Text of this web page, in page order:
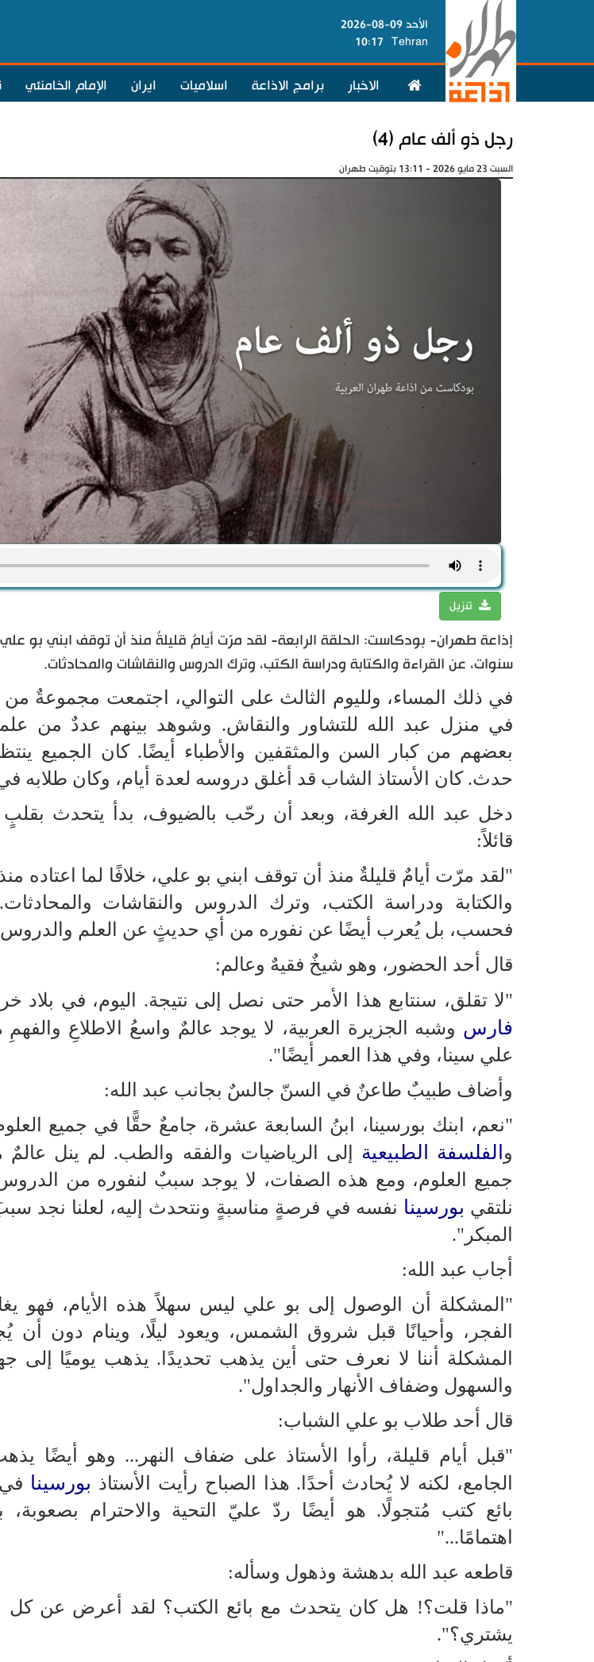
الأحد 09-08-2026
Tehran
10:17
الاخبار برامج الاذاعة اسلاميات ايران الإمام الخامنئي
رجل ذو ألف عام (4)
السبت 23 مايو 2026 - 13:11 بتوقيت طهران
تنزيل
إذاعة طهران- بودكاست: الحلقة الرابعة- لقد مرّت أيامٌ قليلةٌ منذ أن توقف ابني بو علي،
سنوات، عن القراءة والكتابة ودراسة الكتب، وترك الدروس والنقاشات والمحادثات.
في ذلك المساء، ولليوم الثالث على التوالي، اجتمعت مجموعةٌ من
في منزل عبد الله للتشاور والنقاش. وشوهد بينهم عددٌ من
بعضهم من كبار السن والمثقفين والأطباء أيضًا. كان الجميع
حدث. كان الأستاذ الشاب قد أغلق دروسه لعدة أيام، وكان طلابه
دخل عبد الله الغرفة، وبعد أن رحّب بالضيوف، بدأ يتحدث
قائلاً:
"لقد مرّت أيامٌ قليلةٌ منذ أن توقف ابني بو علي، خلافًا لما اعتاده
والكتابة ودراسة الكتب، وترك الدروس والنقاشات
فحسب، بل يُعرب أيضًا عن نفوره من أي حديثٍ عن العلم والدروس
قال أحد الحضور، وهو شيخٌ فقيهٌ وعالم:
"لا تقلق، سنتابع هذا الأمر حتى نصل إلى نتيجة. اليوم، في بلاد
فارس وشبه الجزيرة العربية، لا يوجد عالمٌ واسعُ الاطلاعِ
علي سينا، وفي هذا العمر أيضًا".
وأضاف طبيبٌ طاعنٌ في السنّ جالسٌ بجانب عبد الله:
"نعم، ابنك بورسينا، ابنُ السابعة عشرة، جامعٌ حقًّا في جميع
و الفلسفة الطبيعية إلى الرياضيات والفقه والطب. لم ينل
جميع العلوم، ومع هذه الصفات، لا يوجد سببٌ لنفوره من
نلتقي بورسينا نفسه في فرصةٍ مناسبةٍ ونتحدث إليه، لعلنا نجد
المبكر".
أجاب عبد الله:
"المشكلة أن الوصول إلى بو علي ليس سهلاً هذه الأيام، فهو
الفجر، وأحيانًا قبل شروق الشمس، ويعود ليلًا، وينام دون
المشكلة أننا لا نعرف حتى أين يذهب تحديدًا. يذهب يوميًا إلى
والسهول وضفاف الأنهار والجداول".
قال أحد طلاب بو علي الشباب:
"قبل أيام قليلة، رأوا الأستاذ على ضفاف النهر... وهو أيضًا
الجامع، لكنه لا يُحادث أحدًا. هذا الصباح رأيت الأستاذ بورسينا
بائع كتب مُتجولًا. هو أيضًا ردّ عليّ التحية والاحترام بصعوبة،
اهتمامًا..."
قاطعه عبد الله بدهشة وذهول وسأله:
"ماذا قلت؟! هل كان يتحدث مع بائع الكتب؟ لقد أعرض عن كل
يشتري؟".